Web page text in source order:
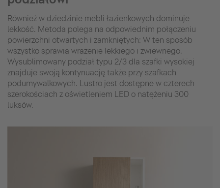
Również w dziedzinie mebli łazienkowych dominuje
lekkość. Metoda polega na odpowiednim połączeniu
powierzchni otwartych i zamkniętych: W ten sposób
wszystko sprawia wrażenie lekkiego i zwiewnego.
Wysublimowany podział typu 2/3 dla szafki wysokiej
znajduje swoją kontynuację także przy szafkach
podumywalkowych. Lustro jest dostępne w czterech
szerokościach z oświetleniem LED o natężeniu 300
luksów.